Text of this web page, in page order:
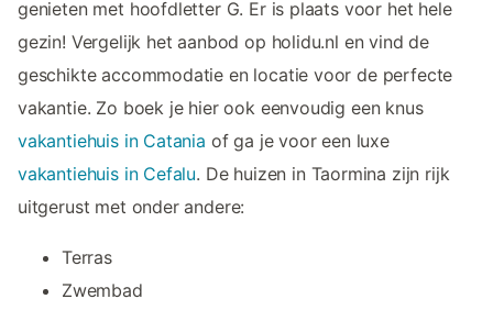
genieten met hoofdletter G. Er is plaats voor het hele
gezin! Vergelijk het aanbod op holidu.nl en vind de
geschikte accommodatie en locatie voor de perfecte
vakantie. Zo boek je hier ook eenvoudig een knus
vakantiehuis in Catania of ga je voor een luxe
vakantiehuis in Cefalu. De huizen in Taormina zijn rijk
uitgerust met onder andere:
Terras
Zwembad